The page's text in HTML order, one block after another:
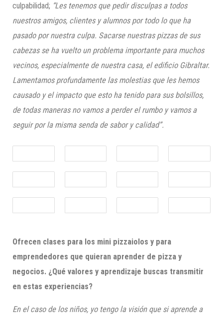
culpabilidad; “Les tenemos que pedir disculpas a todos
nuestros amigos, clientes y alumnos por todo lo que ha
pasado por nuestra culpa. Sacarse nuestras pizzas de sus
cabezas se ha vuelto un problema importante para muchos
vecinos, especialmente de nuestra casa, el edificio Gibraltar.
Lamentamos profundamente las molestias que les hemos
causado y el impacto que esto ha tenido para sus bolsillos,
de todas maneras no vamos a perder el rumbo y vamos a
seguir por la misma senda de sabor y calidad”.
Ofrecen clases para los mini pizzaiolos y para
emprendedores que quieran aprender de pizza y
negocios. ¿Qué valores y aprendizaje buscas transmitir
en estas experiencias?
En el caso de los niños, yo tengo la visión que si aprende a